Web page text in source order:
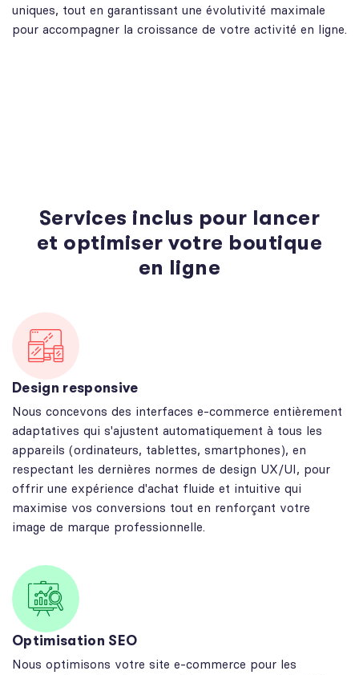
uniques, tout en garantissant une évolutivité maximale
pour accompagner la croissance de votre activité en ligne.
Services inclus pour lancer
et optimiser votre boutique
en ligne
Design responsive
Nous concevons des interfaces e-commerce entièrement
adaptatives qui s'ajustent automatiquement à tous les
appareils (ordinateurs, tablettes, smartphones), en
respectant les dernières normes de design UX/UI, pour
offrir une expérience d'achat fluide et intuitive qui
maximise vos conversions tout en renforçant votre
image de marque professionnelle.
Optimisation SEO
Nous optimisons votre site e-commerce pour les